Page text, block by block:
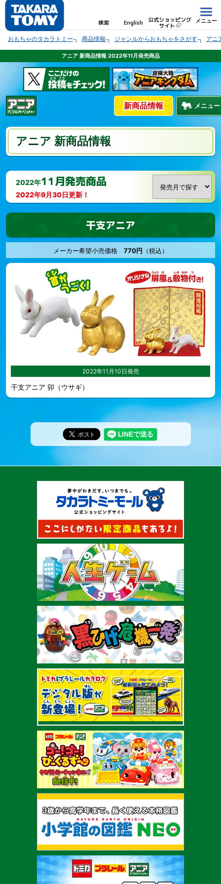
検索 English 公式ショッピング
サイト
メニュー
おもちゃのタカラトミー 商品情報 ジャンルからおもちゃをさがす アニ
アニア 新商品情報 2022年11月発売商品
新商品情報 メニュー
アニア 新商品情報
2022年11月発売商品
2022年9月30日更新！
干支アニア
メーカー希望小売価格 770円 （税込）
2022年11月10日発売
干支アニア 卯（ウサギ）